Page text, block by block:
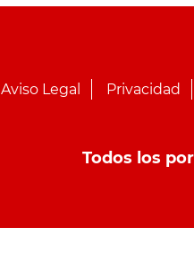
Aviso Legal Privacidad
Todos los